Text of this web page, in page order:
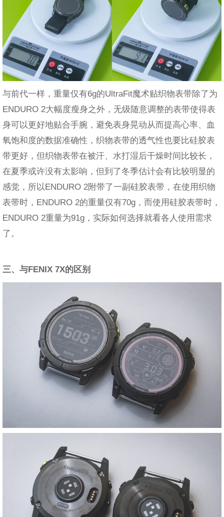
与前代一样，重量仅有6g的UltraFit魔术贴织物表带除了为
ENDURO 2大幅度瘦身之外，无级随意调整的表带使得表
身可以更好地贴合手腕，避免表身晃动从而提高心率、血
氧饱和度的数据准确性，织物表带的透气性也要比硅胶表
带更好，但织物表带在被汗、水打湿后干燥时间比较长，
在夏季或许没有太影响，但到了冬季估计会有比较明显的
感觉，所以ENDURO 2附带了一副硅胶表带，在使用织物
表带时，ENDURO 2的重量仅有70g，而使用硅胶表带时，
ENDURO 2重量为91g，实际如何选择就看各人使用需求
了。
三、与FENIX 7X的区别